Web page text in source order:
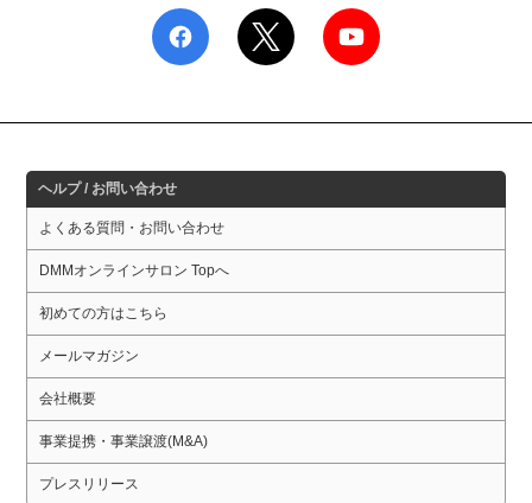
ヘルプ / お問い合わせ
よくある質問・お問い合わせ
DMMオンラインサロン Topへ
初めての方はこちら
メールマガジン
会社概要
事業提携・事業譲渡(M&A)
プレスリリース